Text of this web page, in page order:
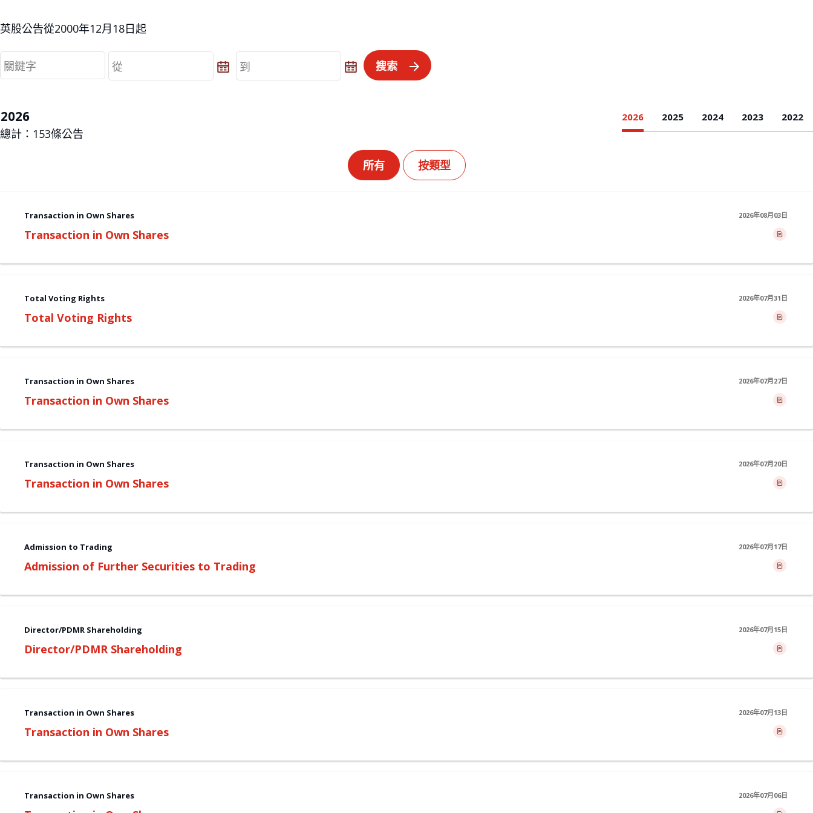
英股公告從2000年12月18日起
從 到 搜索
2026 2026 2025 2024 2023 2022
總計： 153條公告
所有 按類型
2026年08月03日
Transaction in Own Shares
Transaction in Own Shares
2026年07月31日
Total Voting Rights
Total Voting Rights
2026年07月27日
Transaction in Own Shares
Transaction in Own Shares
2026年07月20日
Transaction in Own Shares
Transaction in Own Shares
2026年07月17日
Admission to Trading
Admission of Further Securities to Trading
2026年07月15日
Director/PDMR Shareholding
Director/PDMR Shareholding
2026年07月13日
Transaction in Own Shares
Transaction in Own Shares
2026年07月06日
Transaction in Own Shares